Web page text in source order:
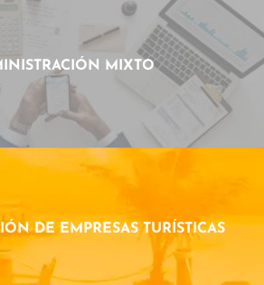
MIXTO
DE EMPRESAS TURÍSTICAS